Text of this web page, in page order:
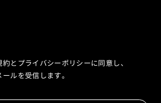
とプライバシーポリシーに同意し、
ルを受信します。